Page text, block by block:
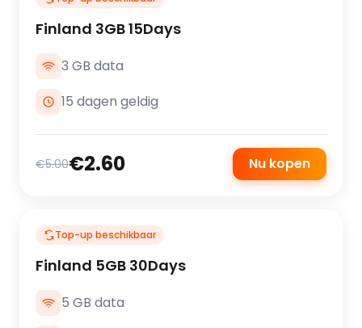
Finland 3GB 15Days
3 GB data
15 dagen geldig
€5.00€2.60 Nu kopen
Top-up beschikbaar
Finland 5GB 30Days
5 GB data